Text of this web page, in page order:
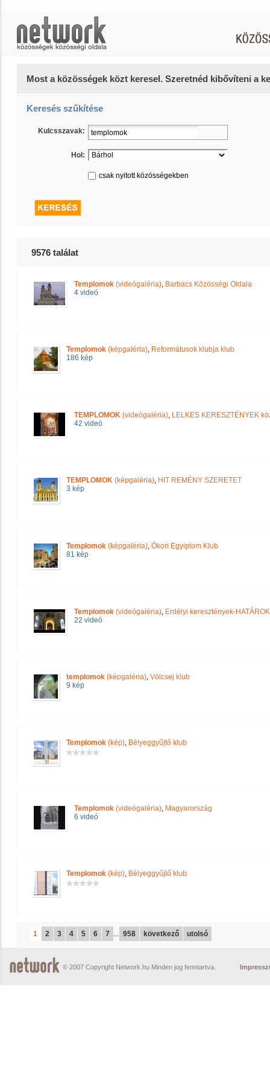
Most a közösségek közt keresel. Szeretnéd kibővíteni a
Keresés szűkítése
Kulcsszavak:
Hol:
csak nyitott közösségekben
9576 találat
Templomok (videógaléria), Barbacs Közösségi Oldala
4 videó
Templomok (képgaléria), Reformátusok klubja klub
186 kép
TEMPLOMOK (videógaléria), LELKES KERESZTÉNYEK
42 videó
TEMPLOMOK (képgaléria), HIT REMÉNY SZERETET
3 kép
Templomok (képgaléria), Ókori Egyiptom Klub
81 kép
Templomok (videógaléria), Erdélyi keresztények-
22 videó
templomok (képgaléria), Völcsej klub
9 kép
Templomok (kép), Bélyeggyűjtő klub
Templomok (videógaléria), Magyarország
6 videó
Templomok (kép), Bélyeggyűjtő klub
1 2 3 4 5 6 7 ... 958 következő utolsó
© 2007 Copyright Network.hu Minden jog fenntartva.